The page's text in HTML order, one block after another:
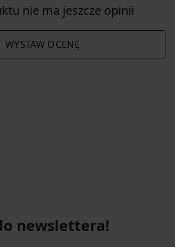
nie ma jeszcze opinii
WYSTAW OCENĘ
newslettera!